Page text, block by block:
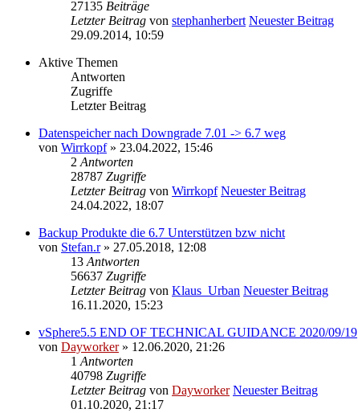
27135 Beiträge
Letzter Beitrag von stephanherbert Neuester Beitrag
29.09.2014, 10:59
Aktive Themen
Antworten
Zugriffe
Letzter Beitrag
Datenspeicher nach Downgrade 7.01 -> 6.7 weg
von Wirrkopf» 23.04.2022, 15:46
2 Antworten
28787 Zugriffe
Letzter Beitrag von Wirrkopf Neuester Beitrag
24.04.2022, 18:07
Backup Produkte die 6.7 Unterstützen bzw nicht
von Stefan.r» 27.05.2018, 12:08
13 Antworten
56637 Zugriffe
Letzter Beitrag von Klaus_Urban Neuester Beitrag
16.11.2020, 15:23
vSphere5.5 END OF TECHNICAL GUIDANCE 2020/09/19
von Dayworker» 12.06.2020, 21:26
1 Antworten
40798 Zugriffe
Letzter Beitrag von Dayworker Neuester Beitrag
01.10.2020, 21:17